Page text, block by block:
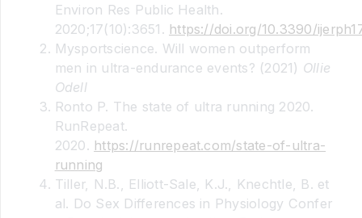
Environ Res Public Health.
2020;17(10):3651. https://doi.org/10.3390/
Mysportscience. Will women outperform
men in ultra-endurance events? (2021) Ollie
Odell
Ronto P. The state of ultra running 2020.
RunRepeat.
2020. https://runrepeat.com/state-of-ultra-
running
Tiller, N.B., Elliott-Sale, K.J., Knechtle, B. et
al. Do Sex Differences in Physiology Confer